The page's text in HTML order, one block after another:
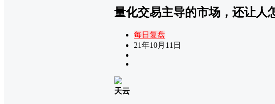
量化交易主导的市场，还让人
每日复盘
21年10月11日
天云